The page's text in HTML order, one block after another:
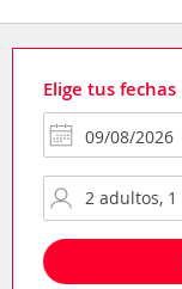
Elige tus fechas